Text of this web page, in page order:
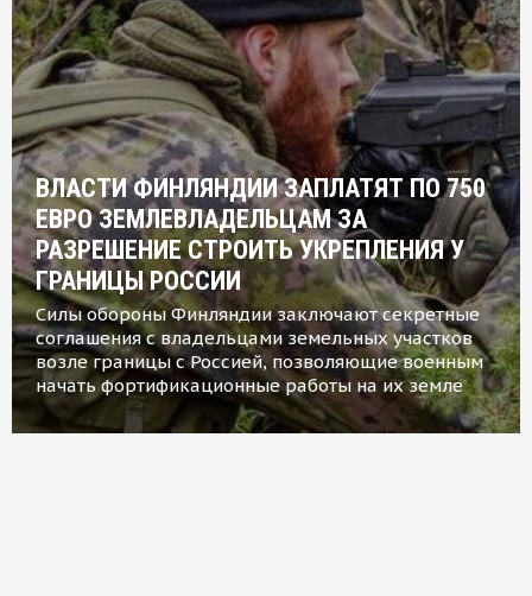
ВЛАСТИ ФИНЛЯНДИИ ЗАПЛАТЯТ ПО 750
ЕВРО ЗЕМЛЕВЛАДЕЛЬЦАМ ЗА
РАЗРЕШЕНИЕ СТРОИТЬ УКРЕПЛЕНИЯ У
ГРАНИЦЫ РОССИИ
Силы обороны Финляндии заключают секретные
соглашения с владельцами земельных участков
возле границы с Россией, позволяющие военным
начать фортификационные работы на их земле